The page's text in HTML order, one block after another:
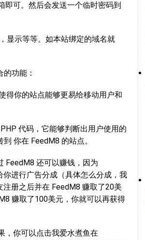
即可。然后会发送一个临时密码到
显示等等。如本站绑定的域名就
功能：
得你的站点能够更易给移动用户和
PHP 代码，它能够判断出用户使用的
你在 FeedM8 的站点。
FeedM8 还可以赚钱，因为
进行广告分成（具体怎么分成，我
册之后并在 FeedM8 赚取了20美
赚取了100美元，你就可以再获得
，你可以点击我爱水煮鱼在